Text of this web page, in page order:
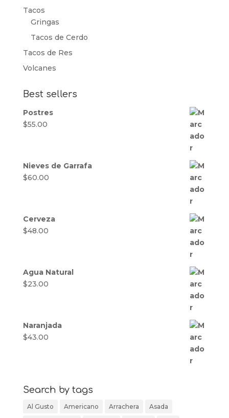
Tacos
Gringas
Tacos de Cerdo
Tacos de Res
Volcanes
Best sellers
Postres
$55.00
Nieves de Garrafa
$60.00
Cerveza
$48.00
Agua Natural
$23.00
Naranjada
$43.00
Search by tags
Al Gusto Americano Arrachera Asada